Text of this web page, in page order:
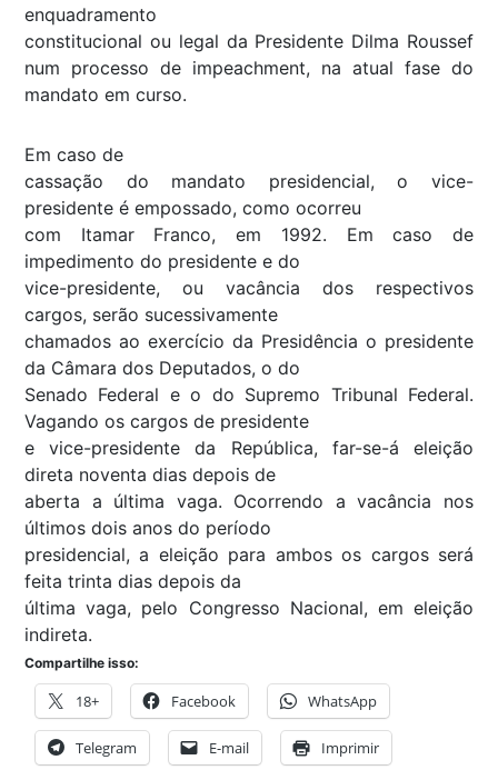
enquadramento
constitucional ou legal da Presidente Dilma Roussef
num processo de impeachment, na atual fase do
mandato em curso.
Em caso de
cassação do mandato presidencial, o vice-
presidente é empossado, como ocorreu
com Itamar Franco, em 1992. Em caso de
impedimento do presidente e do
vice-presidente, ou vacância dos respectivos
cargos, serão sucessivamente
chamados ao exercício da Presidência o presidente
da Câmara dos Deputados, o do
Senado Federal e o do Supremo Tribunal Federal.
Vagando os cargos de presidente
e vice-presidente da República, far-se-á eleição
direta noventa dias depois de
aberta a última vaga. Ocorrendo a vacância nos
últimos dois anos do período
presidencial, a eleição para ambos os cargos será
feita trinta dias depois da
última vaga, pelo Congresso Nacional, em eleição
indireta.
Compartilhe isso:
18+ Facebook WhatsApp
Telegram E-mail Imprimir